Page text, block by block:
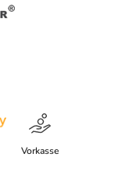
lassen. Am
duschen.
wieder
der
Vorkasse